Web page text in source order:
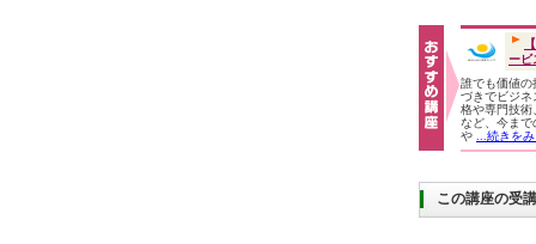
ービ
誰でも価値の
づきでビジネ
格や専門技術
など、今まで
や
...続きを
この講座の受